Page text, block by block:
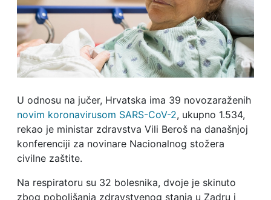
U odnosu na jučer, Hrvatska ima 39 novozaraženih
novim koronavirusom SARS-CoV-2, ukupno 1.534,
rekao je ministar zdravstva Vili Beroš na današnjoj
konferenciji za novinare Nacionalnog stožera
civilne zaštite.
Na respiratoru su 32 bolesnika, dvoje je skinuto
zbog poboljšanja zdravstvenog stanja u Zadru i